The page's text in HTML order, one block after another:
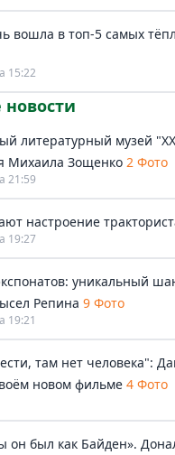
вошла в топ-5 самых
15:22
литературный музей
Михаила Зощенко 2 Фото
21:59
настроение
19:27
уникальный
Репина 9 Фото
19:21
там нет человека":
новом фильме 4 Фото
он был как Байден».